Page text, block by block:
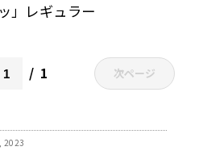
」レギュラー
1 次ページ
2023